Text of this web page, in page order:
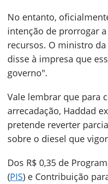
No entanto,
intenção de prorrogar
recursos. O ministro da
disse à impresa que
governo".
Vale lembrar que para
arrecadação, Haddad
pretende reverter
sobre o diesel que
Dos R$ 0,35 de
(PIS) e Contribuição